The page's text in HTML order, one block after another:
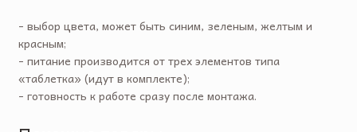
- выбор цвета, может быть синим, зеленым, желтым и
красным;
- питание производится от трех элементов типа
«таблетка» (идут в комплекте);
- готовность к работе сразу после монтажа.